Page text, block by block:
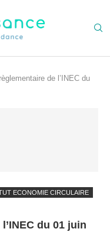
de l’INEC du
ECONOMIE CIRCULAIRE
du 01 juin